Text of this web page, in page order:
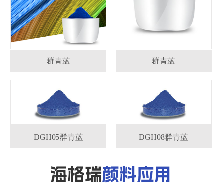
群青蓝 群青蓝
DGH05群青蓝 DGH08群青蓝